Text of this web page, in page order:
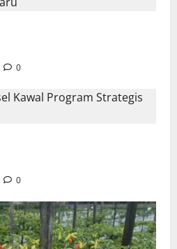
0
0